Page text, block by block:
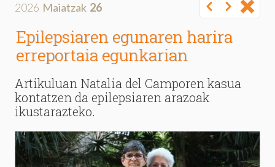
2026 Maiatzak 26
Epilepsiaren egunaren harira
erreportaia egunkarian
Artikuluan Natalia del Camporen kasua
kontatzen da epilepsiaren arazoak
ikustarazteko.